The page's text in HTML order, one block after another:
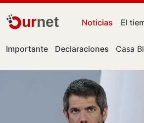
urnet Noticias El
Importante Declaraciones Casa